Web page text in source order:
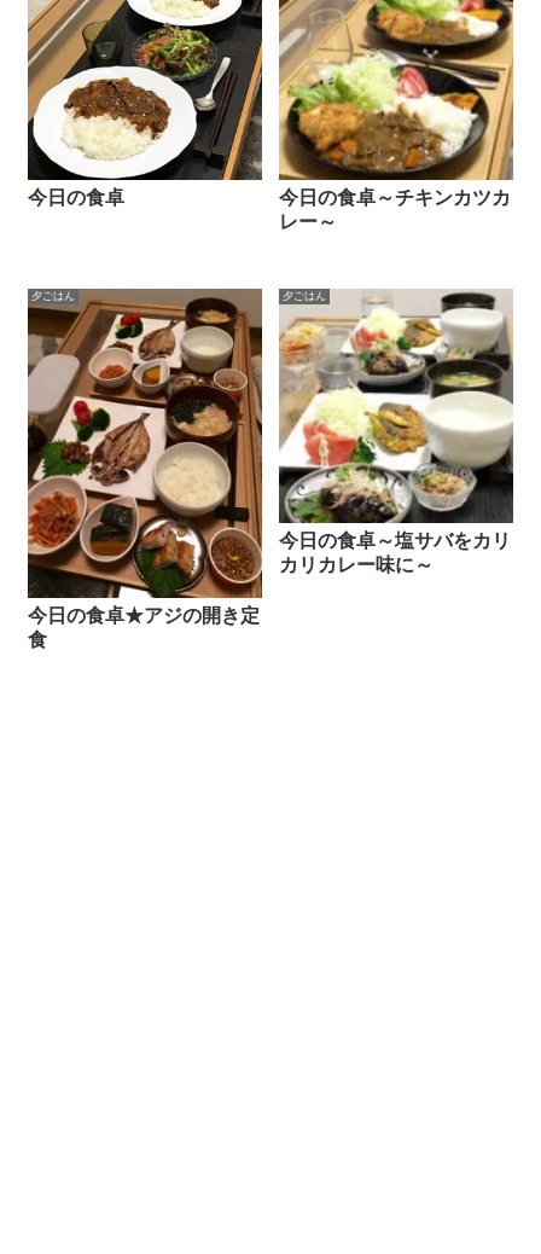
今日の食卓
今日の食卓～チキンカツカ
レー～
夕ごはん
今日の食卓★アジの開き定
食
夕ごはん
今日の食卓～塩サバをカリ
カリカレー味に～